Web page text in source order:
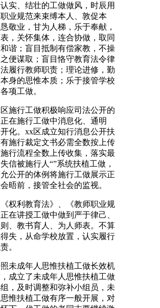
实、结壮的工做做风，时辰用
业规范来束缚本人、敦促本
敬业，甘为人梯，乐于奉献，
，关怀集体，连合协做，取同
谐；盲目抵制有偿家教，不操
便谋取；盲目恪守教育法令律
履行教师职责；理论进修，勤
身的思惟本质；乐于接管学校
项工做。
行工做积极响应司法公开的
在施行工做中消息化、通明
化。xx区成立知行消息公开扶
施行裁定文书必需全数按上传
行流程全数上传收集，落实最
信被施行人“”系统扶植工做，
公开的体例将施行工做展示正
晤前，接管全社会的监视。
利教育法》、《教师职业规
在讲授工做中做到严于律己、
、教书育人、为人师表。不算
失，从命学校放置，认实履行
。
成年人思惟扶植工做长效机
成立了未成年人思惟扶植工做
，及时调整和弥补小组员，未
惟扶植工做有序一般开展，对